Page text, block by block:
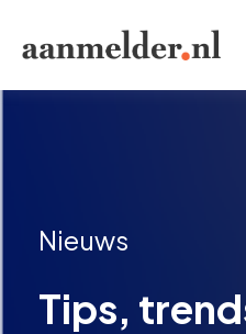
Nieuws
Tips,